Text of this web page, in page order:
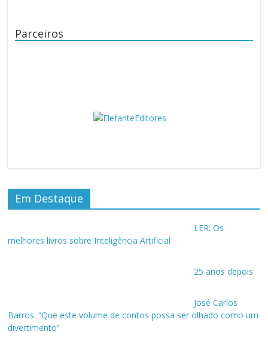
Parceiros
Em Destaque
LER: Os
melhores livros sobre Inteligência Artificial
25 anos depois
José Carlos
Barros: “Que este volume de contos possa ser olhado como um
divertimento”